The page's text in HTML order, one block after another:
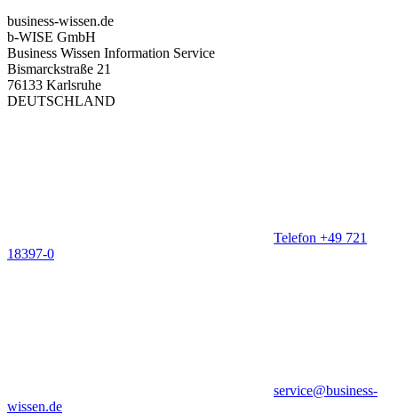
business-wissen.de
b-WISE GmbH
Business Wissen Information Service
Bismarckstraße 21
76133 Karlsruhe
DEUTSCHLAND
Telefon +49 721
18397-0
service@business-
wissen.de